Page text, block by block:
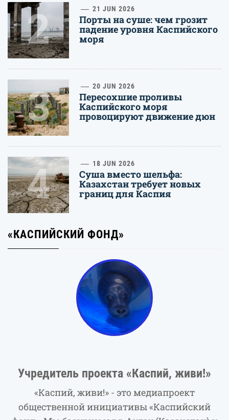
2 21 JUN 2026
Порты на суше: чем грозит
падение уровня Каспийского
моря
3 20 JUN 2026
Пересохшие проливы
Каспийского моря
провоцируют движение дюн
4 18 JUN 2026
Суша вместо шельфа:
Казахстан требует новых
границ для Каспия
«КАСПИЙСКИЙ ФОНД»
Учредитель проекта «Каспий, живи!»
«Каспий, живи!» - это медиапроект
общественной инициативы «Каспийский